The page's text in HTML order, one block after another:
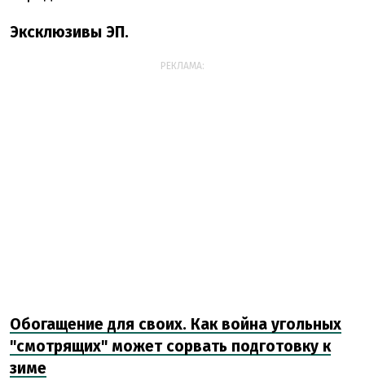
Эксклюзивы ЭП.
РЕКЛАМА:
Обогащение для своих. Как война угольных
"смотрящих" может сорвать подготовку к
зиме